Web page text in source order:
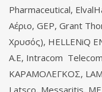
Pharmaceutical,
Αέριο, GEP, Grant
Χρυσός), HELLENiQ
Α.Ε, Intracom Telecom,
ΚΑΡΑΜΟΛΕΓΚΟΣ,
Latsco, Messaritis,